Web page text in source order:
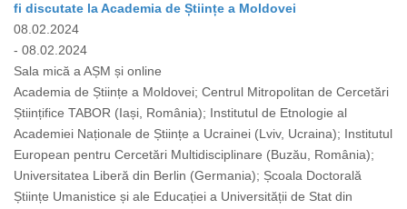
fi discutate la Academia de Științe a Moldovei
08.02.2024
- 08.02.2024
Sala mică a AȘM și online
Academia de Științe a Moldovei; Centrul Mitropolitan de Cercetări
Științifice TABOR (Iași, România); Institutul de Etnologie al
Academiei Naționale de Științe a Ucrainei (Lviv, Ucraina); Institutul
European pentru Cercetări Multidisciplinare (Buzău, România);
Universitatea Liberă din Berlin (Germania); Școala Doctorală
Științe Umanistice și ale Educației a Universității de Stat din